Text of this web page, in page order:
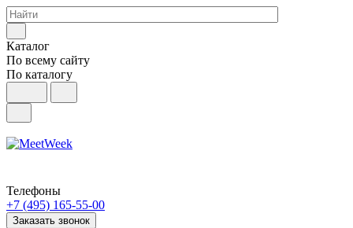
Каталог
По всему сайту
По каталогу
Телефоны
+7 (495) 165-55-00
Заказать звонок